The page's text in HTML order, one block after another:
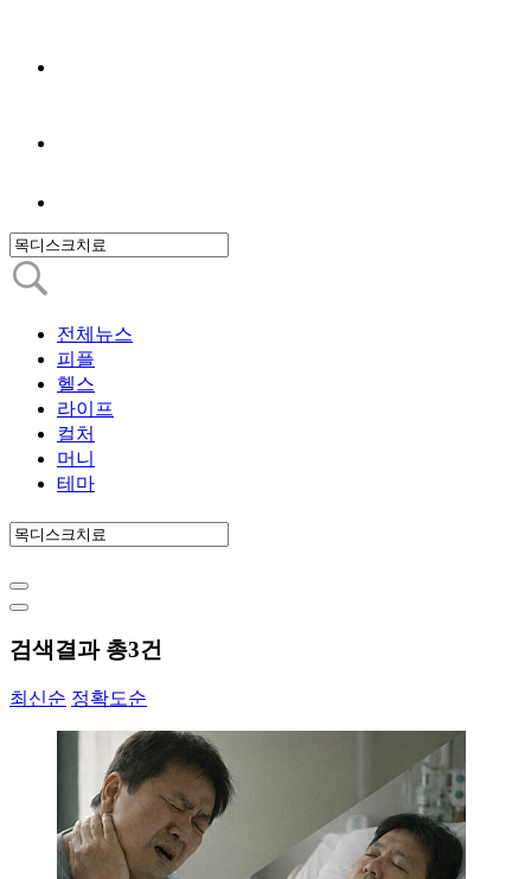
전체뉴스
피플
헬스
라이프
컬처
머니
테마
검색결과 총3건
최신순 정확도순